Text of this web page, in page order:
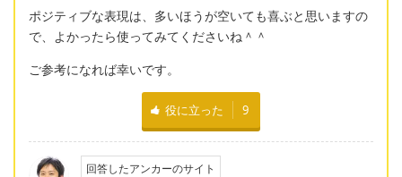
ポジティブな表現は、多いほうが空いても喜ぶと思いますの
で、よかったら使ってみてくださいね＾＾
ご参考になれば幸いです。
役に立った 9
回答したアンカーのサイト